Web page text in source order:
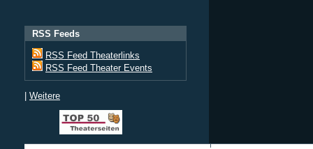
RSS Feeds
RSS Feed Theaterlinks
RSS Feed Theater Events
| Weitere